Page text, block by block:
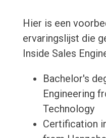
Hier is een
ervaringslijst die
Inside Sales
Bachelor's
Engineering
Technology
Certification